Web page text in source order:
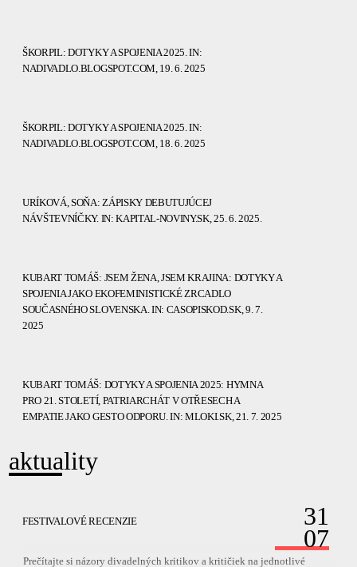
ŠKORPIL: DOTYKY A SPOJENIA 2025. IN:
NADIVADLO.BLOGSPOT.COM, 19. 6. 2025
ŠKORPIL: DOTYKY A SPOJENIA 2025. IN:
NADIVADLO.BLOGSPOT.COM, 18. 6. 2025
URÍKOVÁ, SOŇA: ZÁPISKY DEBUTUJÚCEJ
NÁVŠTEVNÍČKY. IN: KAPITAL-NOVINY.SK, 25. 6. 2025.
KUBART TOMÁŠ: JSEM ŽENA, JSEM KRAJINA: DOTYKY A
SPOJENIA JAKO EKOFEMINISTICKÉ ZRCADLO
SOUČASNÉHO SLOVENSKA. IN: CASOPISKOD.SK, 9. 7.
2025
KUBART TOMÁŠ: DOTYKY A SPOJENIA 2025: HYMNA
PRO 21. STOLETÍ, PATRIARCHÁT V OTŘESECH A
EMPATIE JAKO GESTO ODPORU. IN: MLOKI.SK, 21. 7. 2025
aktuality
31
07
FESTIVALOVÉ RECENZIE
Prečítajte si názory divadelných kritikov a kritičiek na jednotlivé